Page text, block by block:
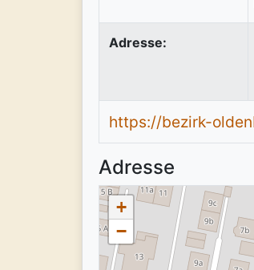
Adresse:
https://bezirk-
Adresse
+
−